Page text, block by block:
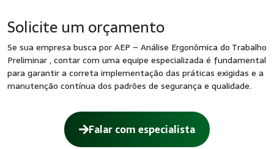
Solicite um orçamento
Se sua empresa busca por AEP – Análise Ergonômica do Trabalho
Preliminar , contar com uma equipe especializada é fundamental
para garantir a correta implementação das práticas exigidas e a
manutenção contínua dos padrões de segurança e qualidade.
Falar com especialista